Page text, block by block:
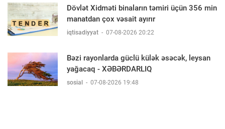
Dövlət Xidməti binaların təmiri üçün 356 min
manatdan çox vəsait ayırır
iqtisadiyyat - 07-08-2026 20:22
Bəzi rayonlarda güclü külək əsəcək, leysan
yağacaq - XƏBƏRDARLIQ
sosial - 07-08-2026 19:48